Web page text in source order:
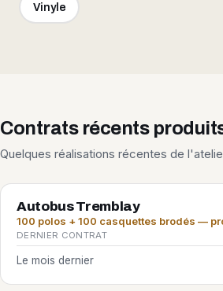
Vinyle
Contrats récents
Quelques réalisations récentes de
Autobus Tremblay
100 polos + 100 casquettes brodés —
DERNIER CONTRAT
Le mois dernier